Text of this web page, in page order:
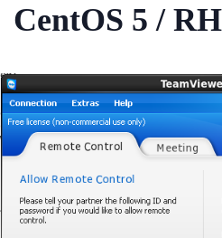
CentOS 5 /